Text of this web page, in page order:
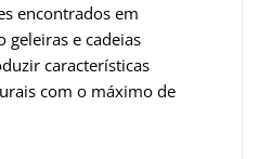
encontrados em
geleiras e cadeias
características
com o máximo de